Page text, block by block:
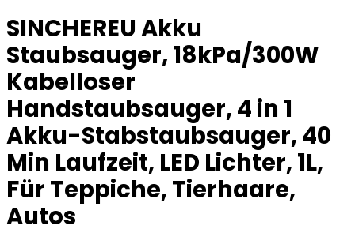
SINCHEREU Akku
Staubsauger, 18kPa/300W
Kabelloser
Handstaubsauger, 4 in 1
Akku-Stabstaubsauger, 40
Min Laufzeit, LED Lichter, 1L,
Für Teppiche, Tierhaare,
Autos